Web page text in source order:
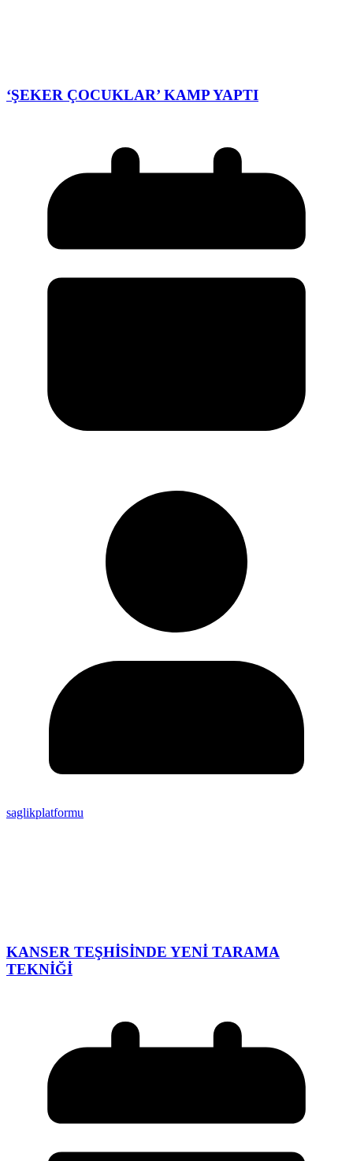
‘ŞEKER ÇOCUKLAR’ KAMP YAPTI
saglikplatformu
KANSER TEŞHİSİNDE YENİ TARAMA
TEKNİĞİ